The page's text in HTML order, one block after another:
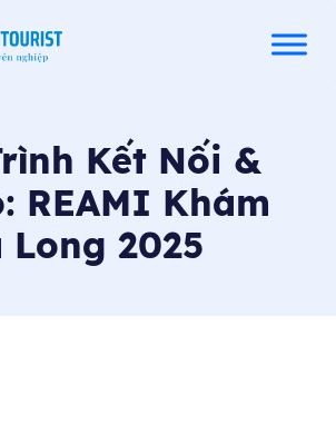
Kết Nối &
REAMI Khám
Long 2025